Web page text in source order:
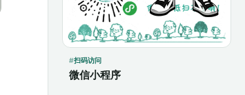
扫码访问
微信小程序